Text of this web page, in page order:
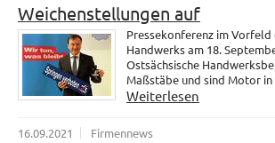
Weichenstellungen auf
Pressekonferenz im Vorfeld
Handwerks am 18.
Ostsächsische
Maßstäbe und sind Motor in
Weiterlesen
16.09.2021 Firmennews